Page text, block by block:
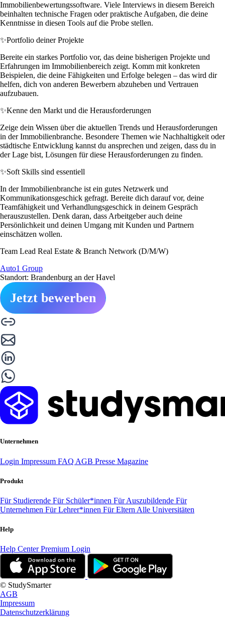
Immobilienbewertungssoftware. Viele Interviews in diesem Bereich
beinhalten technische Fragen oder praktische Aufgaben, die deine
Kenntnisse in diesen Tools auf die Probe stellen.
✨Portfolio deiner Projekte
Bereite ein starkes Portfolio vor, das deine bisherigen Projekte und
Erfahrungen im Immobilienbereich zeigt. Komm mit konkreten
Beispielen, die deine Fähigkeiten und Erfolge belegen – das wird dir
helfen, dich von anderen Bewerbern abzuheben und Vertrauen
aufzubauen.
✨Kenne den Markt und die Herausforderungen
Zeige dein Wissen über die aktuellen Trends und Herausforderungen
in der Immobilienbranche. Besondere Themen wie Nachhaltigkeit oder
städtische Entwicklung kannst du ansprechen und zeigen, dass du in
der Lage bist, Lösungen für diese Herausforderungen zu finden.
✨Soft Skills sind essentiell
In der Immobilienbranche ist ein gutes Netzwerk und
Kommunikationsgeschick gefragt. Bereite dich darauf vor, deine
Teamfähigkeit und Verhandlungsgeschick in deinem Gespräch
herauszustellen. Denk daran, dass Arbeitgeber auch deine
Persönlichkeit und deinen Umgang mit Kunden und Partnern
einschätzen wollen.
Team Lead Real Estate & Branch Network (D/M/W)
Auto1 Group
Standort: Brandenburg an der Havel
Jetzt bewerben
Unternehmen
Login Impressum FAQ AGB Presse Magazine
Produkt
Für Studierende Für Schüler*innen Für Auszubildende Für
Unternehmen Für Lehrer*innen Für Eltern Alle Universitäten
Help
Help CenterPremium Login
© StudySmarter
AGB
Impressum
Datenschutzerklärung